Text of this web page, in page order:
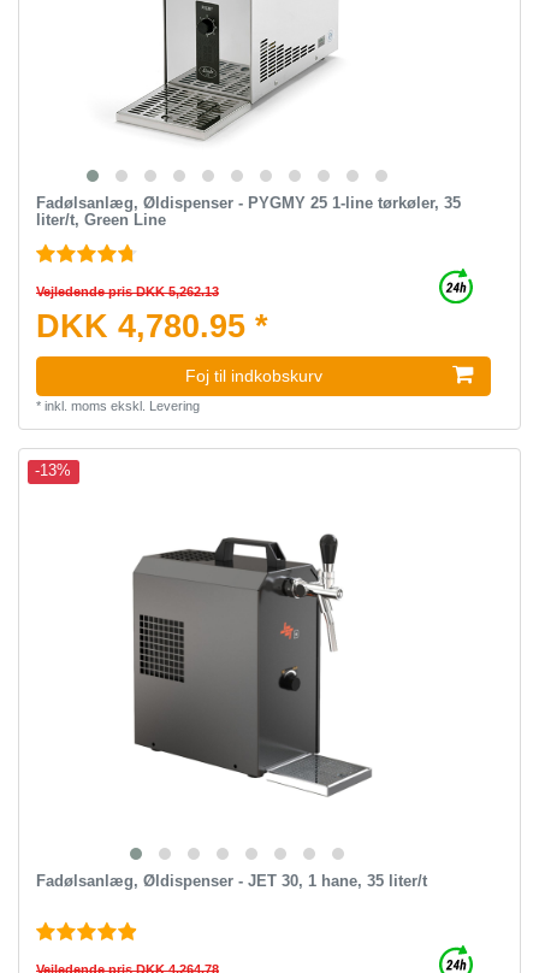
Fadølsanlæg, Øldispenser - PYGMY 25 1-line tørkøler, 35
liter/t, Green Line
Vejledende pris DKK 5,262.13
DKK 4,780.95 *
Foj til indkobskurv
* inkl. moms ekskl. Levering
-13%
Fadølsanlæg, Øldispenser - JET 30, 1 hane, 35 liter/t
Vejledende pris DKK 4,264.78